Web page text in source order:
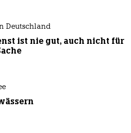
Deutschland
ist nie gut, auch nicht für